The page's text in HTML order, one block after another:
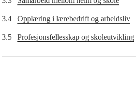
3.4 Opplæring i lærebedrift og arbeidsliv
3.5 Profesjonsfellesskap og skoleutvikling